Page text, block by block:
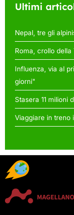
Ultimi
Nepal, tre gli
Roma, crollo
Influenza, via al
giorni"
Stasera 11 milioni
Viaggiare in treno